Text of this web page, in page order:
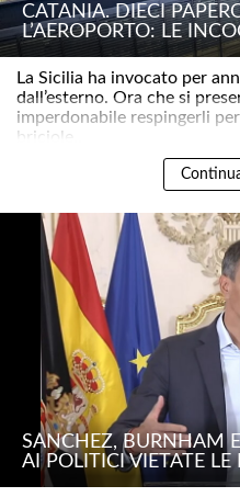
CATANIA. DIECI
L’AEROPORTO: LE
La Sicilia ha invocato per
dall’esterno. Ora che si
imperdonabile respingerli
briciole..
SÁNCHEZ, BURNHAM E
AI POLITICI VIETATE LE